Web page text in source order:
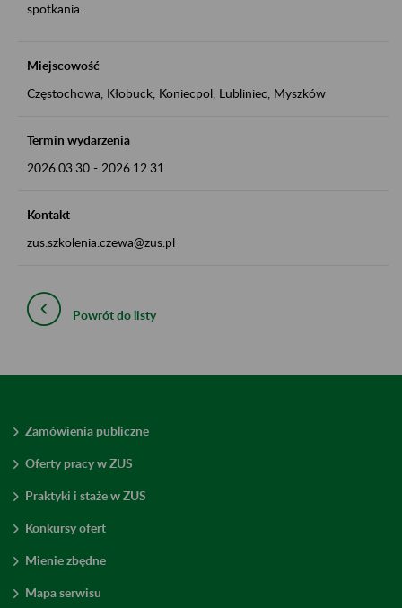
spotkania.
Miejscowość
Częstochowa, Kłobuck, Koniecpol, Lubliniec, Myszków
Termin wydarzenia
2026.03.30 - 2026.12.31
Kontakt
zus.szkolenia.czewa@zus.pl
Powrót do listy
Zamówienia publiczne
Oferty pracy w ZUS
Praktyki i staże w ZUS
Konkursy ofert
Mienie zbędne
Mapa serwisu